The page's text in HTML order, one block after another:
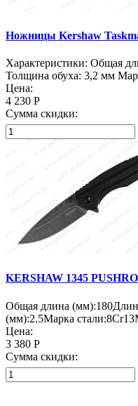
Ножницы Kershaw
Характеристики: Общая
Толщина обуха: 3,2 мм
Цена:
4 230 Р
Сумма скидки:
KERSHAW 1345
Общая длина
(мм):2.5Марка
Цена:
3 380 Р
Сумма скидки: